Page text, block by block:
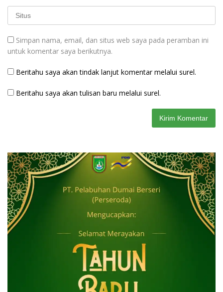
Simpan nama, email, dan situs web saya pada peramban ini
untuk komentar saya berikutnya.
Beritahu saya akan tindak lanjut komentar melalui surel.
Beritahu saya akan tulisan baru melalui surel.